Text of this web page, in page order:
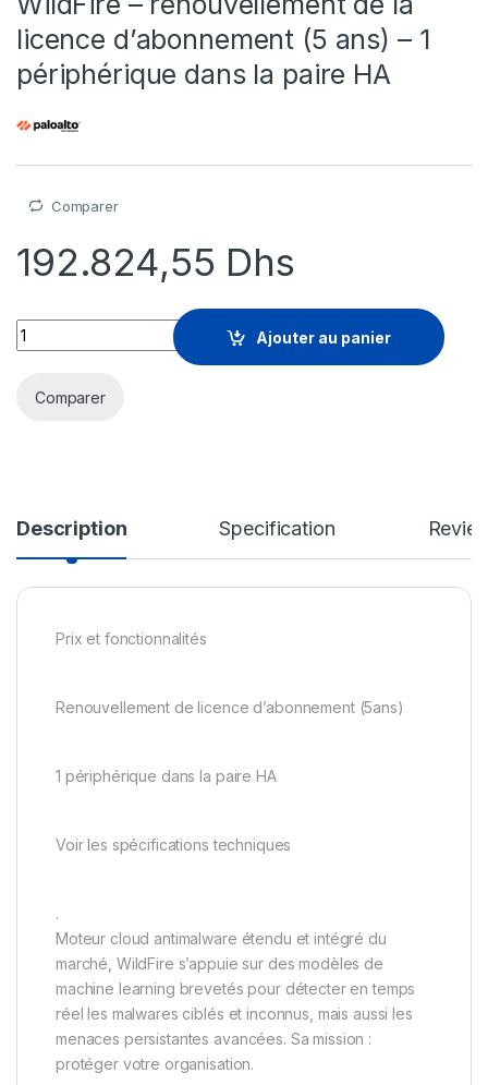
licence d’abonnement (5 ans) – 1
périphérique dans la paire HA
Comparer
192.824,55 Dhs
Palo Alto Networks Advanced WildFire - renouvellement de
Ajouter au panier
Comparer
Description Specification
Prix et fonctionnalités
Renouvellement de licence d’abonnement (5ans)
1 périphérique dans la paire HA
Voir les spécifications techniques
.
Moteur cloud antimalware étendu et intégré du
marché, WildFire s’appuie sur des modèles de
machine learning brevetés pour détecter en temps
réel les malwares ciblés et inconnus, mais aussi les
menaces persistantes avancées. Sa mission :
protéger votre organisation.